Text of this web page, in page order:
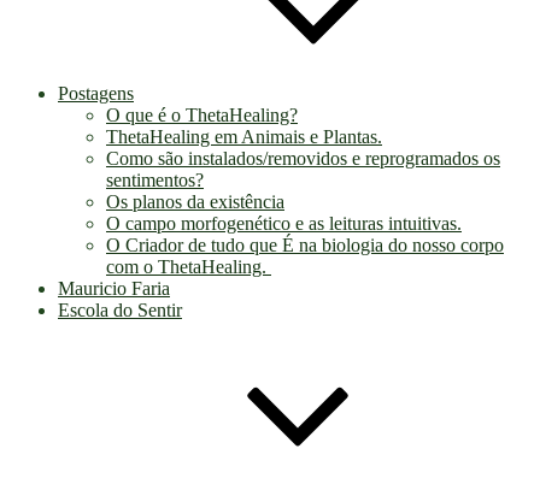
Postagens
O que é o ThetaHealing?
ThetaHealing em Animais e Plantas.
Como são instalados/removidos e reprogramados os
sentimentos?
Os planos da existência
O campo morfogenético e as leituras intuitivas.
O Criador de tudo que É na biologia do nosso corpo
com o ThetaHealing.
Mauricio Faria
Escola do Sentir